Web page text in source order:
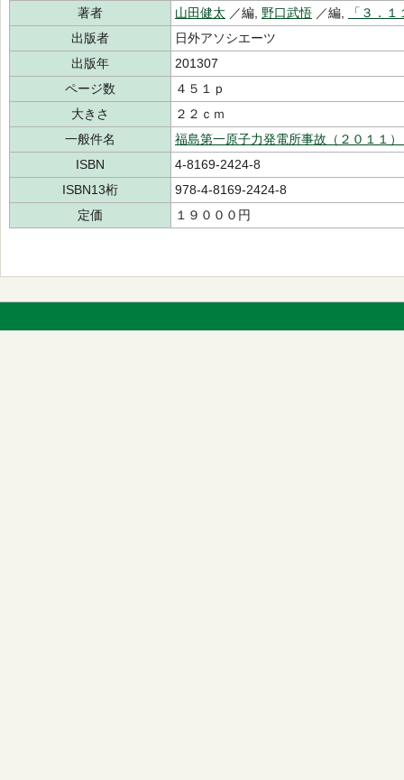
著者
山田健太 ／編, 野口武悟 ／編,
「３．
出版者
日外アソシエーツ
出版年
201307
ページ数
４５１ｐ
大きさ
２２ｃｍ
一般件名
福島第一原子力発電所事故（２０１１
ISBN
4-8169-2424-8
ISBN13桁
978-4-8169-2424-8
定価
１９０００円